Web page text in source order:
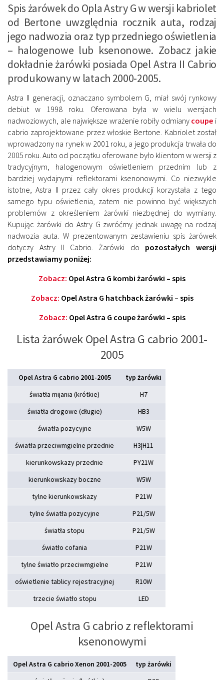
Spis żarówek do Opla Astry G w wersji kabriolet
od Bertone uwzględnia rocznik auta, rodzaj
jego nadwozia oraz typ przedniego oświetlenia
– halogenowe lub ksenonowe. Zobacz jakie
dokładnie żarówki posiada Opel Astra II Cabrio
produkowany w latach 2000-2005.
Astra II generacji, oznaczano symbolem G, miał swój rynkowy
debiut w 1998 roku. Oferowana była w wielu wersjach
nadwoziowych, ale największe wrażenie robiły odmiany coupe i
cabrio zaprojektowane przez włoskie Bertone. Kabriolet został
wprowadzony na rynek w 2001 roku, a jego produkcja trwała do
2005 roku. Auto od początku oferowane było klientom w wersji z
tradycyjnym, halogenowym oświetleniem przednim lub z
bardziej wydajnymi reflektorami ksenonowymi. Co niezwykle
istotne, Astra II przez cały okres produkcji korzystała z tego
samego typu oświetlenia, zatem nie powinno być większych
problemów z określeniem żarówki niezbędnej do wymiany.
Kupując żarówki do Astry G zwróćmy jednak uwagę na rodzaj
nadwozia auta. W prezentowanym zestawieniu spis żarówek
dotyczy Astry II Cabrio. Żarówki do pozostałych wersji
przedstawiamy poniżej:
Zobacz: Opel Astra G kombi żarówki – spis
Zobacz: Opel Astra G hatchback żarówki – spis
Zobacz: Opel Astra G coupe żarówki – spis
Lista żarówek Opel Astra G cabrio 2001-
2005
Opel Astra G cabrio 2001-2005
typ żarówki
światła mijania (krótkie)
H7
światła drogowe (długie)
HB3
światła pozycyjne
W5W
światła przeciwmgielne przednie
H3|H11
kierunkowskazy przednie
PY21W
kierunkowskazy boczne
W5W
tylne kierunkowskazy
P21W
tylne światła pozycyjne
P21/5W
światła stopu
P21/5W
światło cofania
P21W
tylne światło przeciwmgielne
P21W
oświetlenie tablicy rejestracyjnej
R10W
trzecie światło stopu
LED
Opel Astra G cabrio z reflektorami
ksenonowymi
Opel Astra G cabrio Xenon 2001-2005
typ żarówki